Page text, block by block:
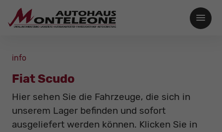
info
Fiat Scudo
Hier sehen Sie die Fahrzeuge, die sich in
unserem Lager befinden und sofort
ausgeliefert werden können. Klicken Sie in